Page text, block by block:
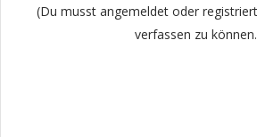
(Du musst angemeldet oder
verfassen zu